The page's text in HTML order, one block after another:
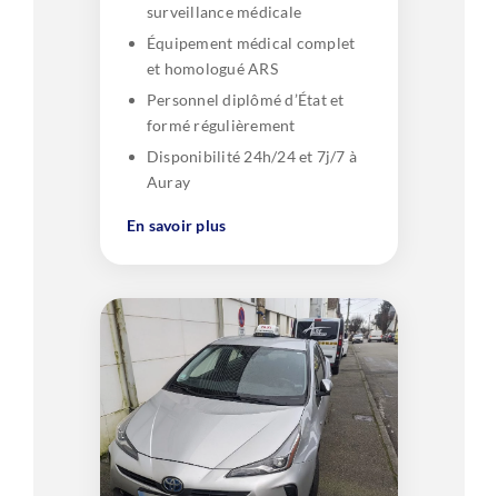
surveillance médicale
Équipement médical complet
et homologué ARS
Personnel diplômé d’État et
formé régulièrement
Disponibilité 24h/24 et 7j/7 à
Auray
En savoir plus